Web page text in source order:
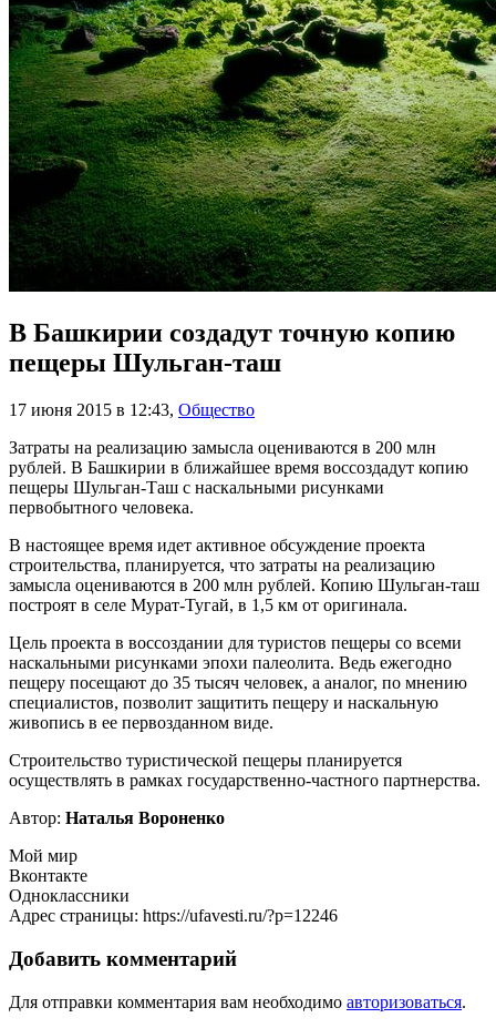
В Башкирии создадут точную копию
пещеры Шульган-таш
17 июня 2015 в 12:43, Общество
Затраты на реализацию замысла оцениваются в 200 млн
рублей. В Башкирии в ближайшее время воссоздадут копию
пещеры Шульган-Таш с наскальными рисунками
первобытного человека.
В настоящее время идет активное обсуждение проекта
строительства, планируется, что затраты на реализацию
замысла оцениваются в 200 млн рублей. Копию Шульган-таш
построят в селе Мурат-Тугай, в 1,5 км от оригинала.
Цель проекта в воссоздании для туристов пещеры со всеми
наскальными рисунками эпохи палеолита. Ведь ежегодно
пещеру посещают до 35 тысяч человек, а аналог, по мнению
специалистов, позволит защитить пещеру и наскальную
живопись в ее первозданном виде.
Строительство туристической пещеры планируется
осуществлять в рамках государственно-частного партнерства.
Автор: Наталья Вороненко
Мой мир
Вконтакте
Одноклассники
Адрес страницы: https://ufavesti.ru/?p=12246
Добавить комментарий
Для отправки комментария вам необходимо авторизоваться.